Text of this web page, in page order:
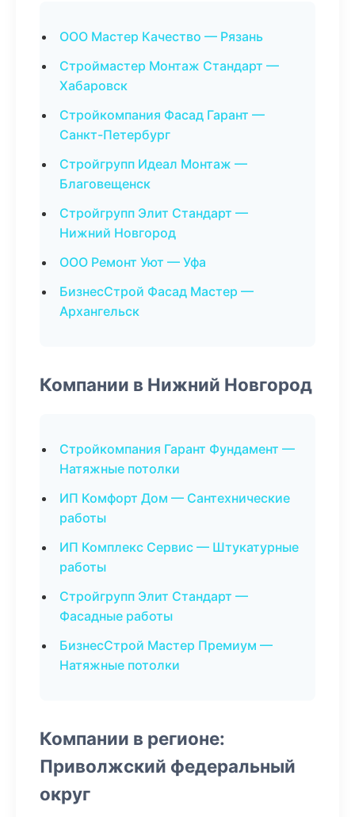
ООО Мастер Качество — Рязань
Строймастер Монтаж Стандарт —
Хабаровск
Стройкомпания Фасад Гарант —
Санкт-Петербург
Стройгрупп Идеал Монтаж —
Благовещенск
Стройгрупп Элит Стандарт —
Нижний Новгород
ООО Ремонт Уют — Уфа
БизнесСтрой Фасад Мастер —
Архангельск
Компании в Нижний Новгород
Стройкомпания Гарант Фундамент —
Натяжные потолки
ИП Комфорт Дом — Сантехнические
работы
ИП Комплекс Сервис — Штукатурные
работы
Стройгрупп Элит Стандарт —
Фасадные работы
БизнесСтрой Мастер Премиум —
Натяжные потолки
Компании в регионе:
Приволжский федеральный
округ